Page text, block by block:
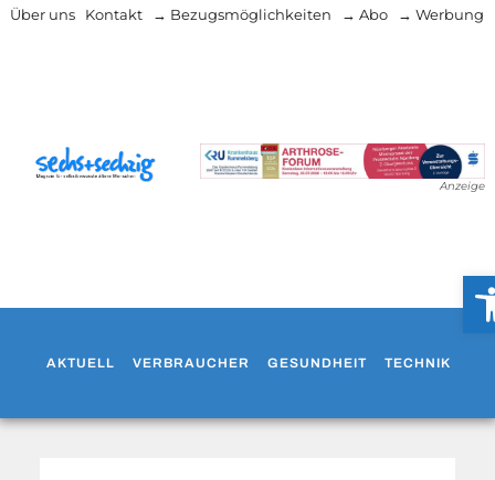
Über uns Kontakt → Bezugsmöglichkeiten → Abo → Werbung
Anzeige
AKTUELL VERBRAUCHER GESUNDHEIT TECHNIK